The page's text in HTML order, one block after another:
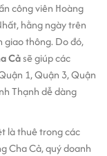
công viên Hoàng
hằng ngày trên
thông. Do đó,
Cảsẽ giúp các
1, Quận 3, Quận
Thạnh dễ dàng
là thuê trong các
Cha Cả, quý doanh